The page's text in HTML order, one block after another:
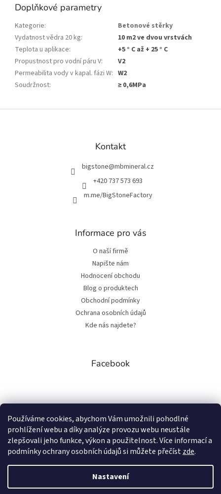
Používáme cookies, abychom Vám umožnili pohodlné
prohlížení webu a díky analýze provozu webu neustále
zlepšovali jeho funkce, výkon a použitelnost. Více informací a
podmínky ochrany osobních údajů si můžete přečístzde.
Nastavení
Doplňkové parametry
Kategorie:
Betonové stěrky
Vydatnost vědra 20 kg:
10 m2 ve dvou vrstvách
Teplota u aplikace:
+5 ° C až + 25 ° C
Propustnost pro vodní páru V:
V2
Permeabilita vody v kapal. fázi W: W2
Soudržnost: ≥ 0,6MPa
Z
Kontakt
bigstone@mbmineral.cz
+420 737 573 693
m.me/BigStoneFactory
Informace pro vás
O naší firmě
Napište nám
Hodnocení obchodu
Blog o produktech
Obchodní podmínky
Ochrana osobních údajů
Kde nás najdete?
Facebook
Vytvořil Shoptet